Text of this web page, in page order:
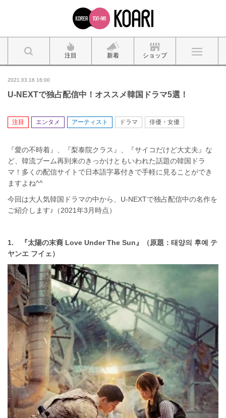
注目 新着 ショップ
2021.03.16 16:00
U-NEXTで独占配信中！オススメ韓国ドラマ5選！
注目 エンタメ アーティスト ドラマ 俳優・女優
『愛の不時着』、『梨泰院クラス』、『サイコだけど大丈夫』な
ど、韓流ブーム再到来のきっかけともいわれた話題の韓国ドラ
マ！多くの配信サイトで日本語字幕付きで手軽に見ることができ
ますよね^^
今回は大人気韓国ドラマの中から、U-NEXTで独占配信中の名作を
ご紹介します♪（2021年3月時点）
1. 『太陽の末裔 Love Under The Sun』（原題：태양의 후예 テ
ヤンエ フイェ）